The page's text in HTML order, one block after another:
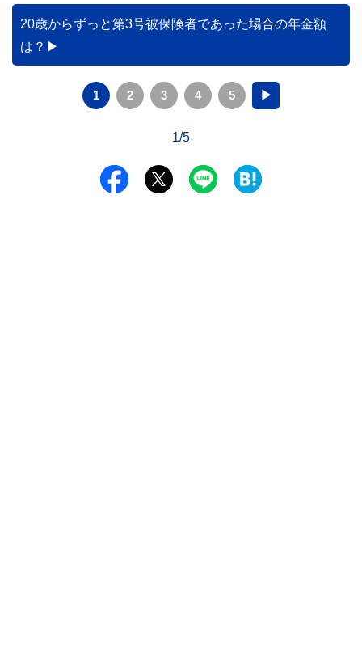
20歳からずっと第3号被保険者であった場合の年金額
は？
1 2 3 4 5 ▶
1/5